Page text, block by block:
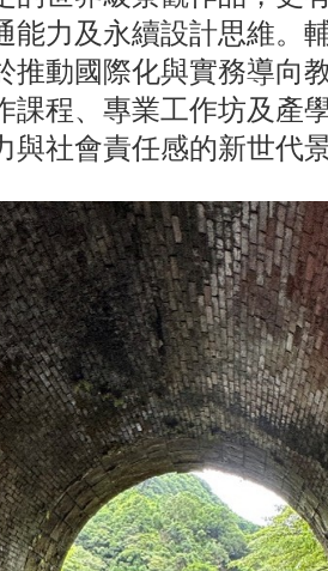
能力及永續設計思維。
推動國際化與實務導向
課程、專業工作坊及產
與社會責任感的新世代